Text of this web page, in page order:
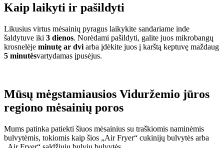
Kaip laikyti ir pašildyti
Likusius virtus mėsainių pyragus laikykite sandariame inde
šaldytuve iki 3 dienos. Norėdami pašildyti, galite juos mikrobangų
krosnelėje minutę ar dvi arba įdėkite juos į karštą keptuvę maždaug
5 minutėsvartydamas įpusėjus.
Mūsų mėgstamiausios Viduržemio jūros
regiono mėsainių poros
Mums patinka patiekti šiuos mėsainius su traškiomis naminėmis
bulvytėmis, tokiomis kaip šios „Air Fryer“ cukinijų bulvytės arba